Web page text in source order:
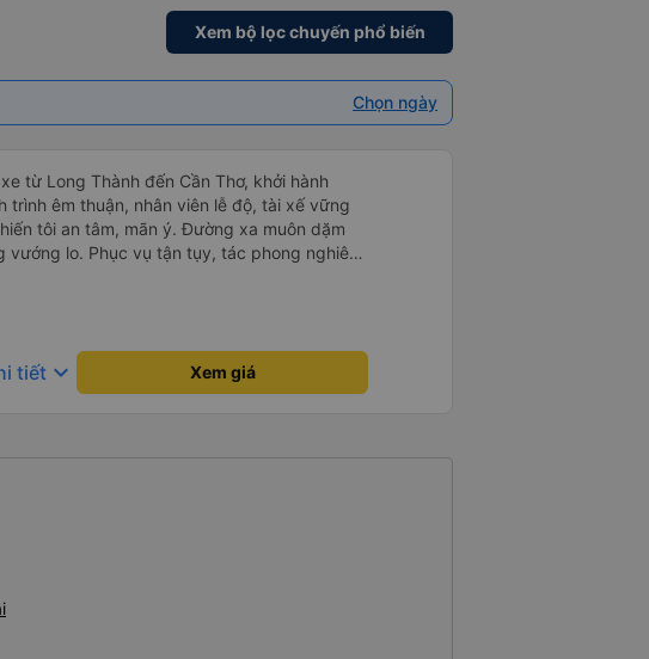
Xem bộ lọc chuyến phổ biến
Chọn ngày
từ Long Thành đến Cần Thơ, khởi hành
trình êm thuận, nhân viên lễ độ, tài xế vững
vướng lo. Phục vụ tận tụy, tác phong nghiêm
giữa thời buổi kim tiền vội vã. Xã hội loạn đạo.
tiết keyboard_arrow_down Xem giá